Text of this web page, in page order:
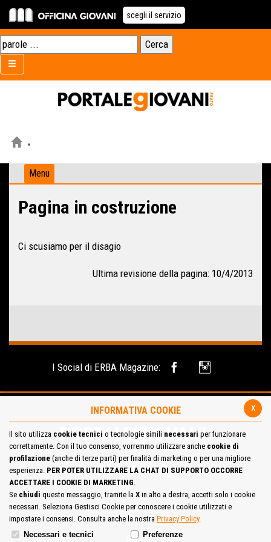
scegli il servizio
Menu
Pagina in costruzione
Ci scusiamo per il disagio
Ultima revisione della pagina: 10/4/2013
I Social di ERBA Magazine:
Site Map Cookie Policy
x
INFORMATIVA COOKIE
Il sito utilizza cookie tecnici o tecnologie simili necessari per funzionare
correttamente. Con il tuo consenso, vorremmo utilizzare anche cookie di
profilazione (anche di terze parti) per finalità di marketing o per una migliore
esperienza. PER POTER UTILIZZARE LA CHAT DI SUPPORTO OCCORRE
ACCETTARE I COOKIE DI MARKETING.
Se chiudi questo messaggio, tramite la X in alto a destra, accetti solo i cookie
necessari. Seleziona Gestisci Cookie per conoscere i cookie utilizzati e
impostare i consensi. Consulta anche la nostra Privacy Policy.
Necessari e tecnici
Preferenze